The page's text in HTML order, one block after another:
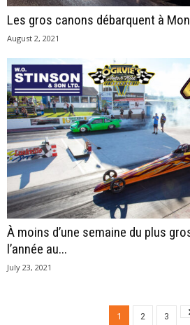
Les gros canons débarquent à
August 2, 2021
À moins d’une semaine du plus
l’année au...
July 23, 2021
1 2 3